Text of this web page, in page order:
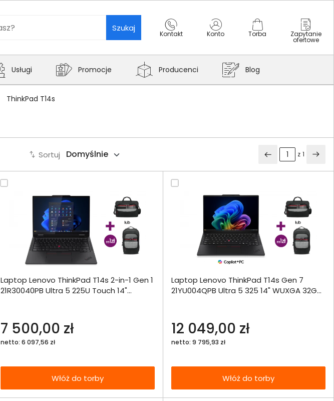
Szukaj
Kontakt Konto Torba Zapytanie
ofertowe
Usługi Promocje Producenci Blog
ThinkPad T14s
Sortuj z 1
Włóż do
Laptop Lenovo ThinkPad T14s 2-in-1 Gen 1
21R30040PB Ultra 5 225U Touch 14"
7 500,00 zł
netto: 6 097,56 zł
Włóż do torby
Włóż do
Dodaj do porównania
Omówienie
Laptop Lenovo ThinkPad T14s Gen 7
21YU004QPB Ultra 5 325 14" WUXGA 32GB
12 049,00 zł
netto: 9 795,93 zł
Włóż do torby